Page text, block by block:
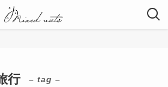
行 – tag –